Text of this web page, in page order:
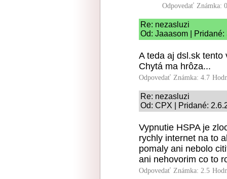
Odpovedať Známka:
Re: nezasluzi
Od: Jaaasom | Pridané:
A teda aj dsl.sk tento
Chytá ma hrôza...
Odpovedať Známka: 4.7
Re: nezasluzi
Od: CPX | Pridané:
Vypnutie HSPA je
rychly internet na to
pomaly ani nebolo
ani nehovorim co to
Odpovedať Známka: 2.5